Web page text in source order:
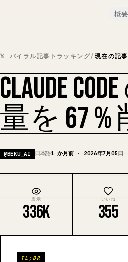
概要
𝕏 バイラル記事トラッキング/現在の記事
CLAUDE
量を 67
@BEKU_AI 日本語1 か月前 · 2026年7月05日
表示
336K
いいね
355
TL;DR